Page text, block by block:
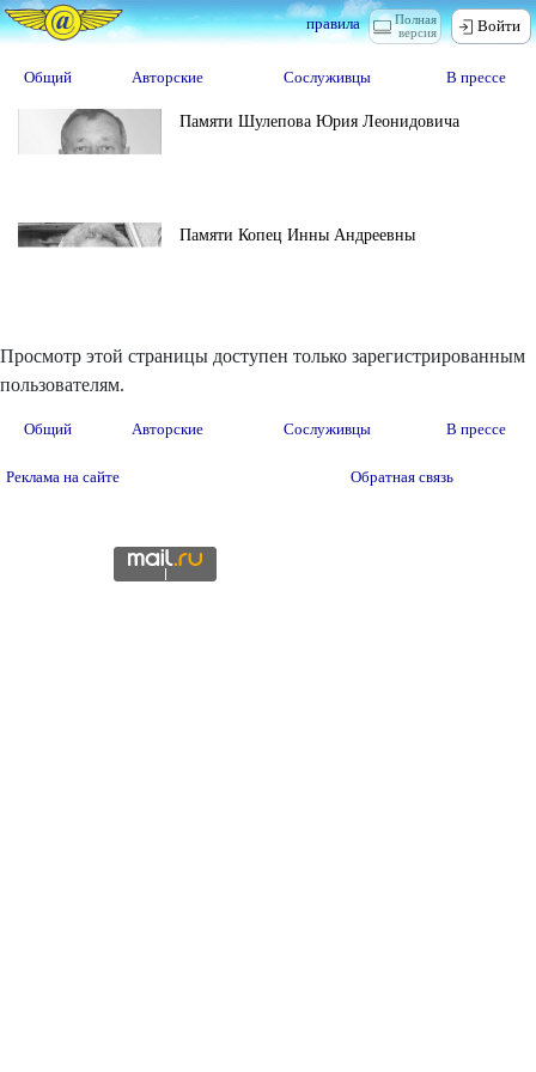
Полная
версия
правила Войти
Общий Авторские Сослуживцы В прессе
Памяти Шулепова Юрия Леонидовича
Памяти Копец Инны Андреевны
Просмотр этой страницы доступен только зарегистрированным
пользователям.
Общий Авторские Сослуживцы В прессе
Реклама на сайте Обратная связь